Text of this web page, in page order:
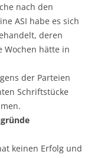
nach den
ASI habe es sich
deren
Wochen hätte in
der Parteien
Schriftstücke
keinen Erfolg und